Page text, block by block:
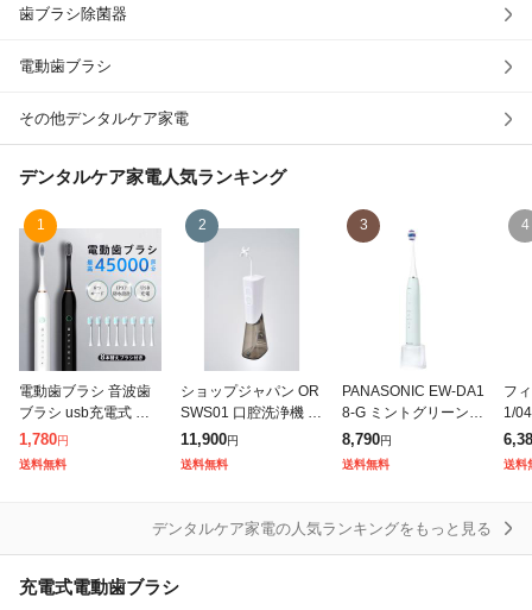
歯ブラシ除菌器
電動歯ブラシ
その他デンタルケア家電
デンタルケア家電人気ランキング
1
電動歯ブラシ 音波歯
ブラシ usb充電式 替
えブラシ4本 ナノ歯ブ
ラシ 6つモード 大人
1,780円
送料無料
2
ショップジャパン OR
SWS01 口腔洗浄機 オ
ーラルスマイル 360度
水流で一気に洗浄 3段
11,900円
送料無料
3
PANASONIC EW-DA1
8-G ミントグリーン
ドルツ [音波振動ハブ
ラシ]
8,790円
送料無料
4
フ
1/
リ
送料
デンタルケア家電の人気ランキングをもっと見る
充電式電動歯ブラシ
除外ワード